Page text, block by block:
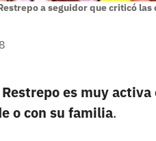
a seguidor que criticó
es muy
o con su familia.